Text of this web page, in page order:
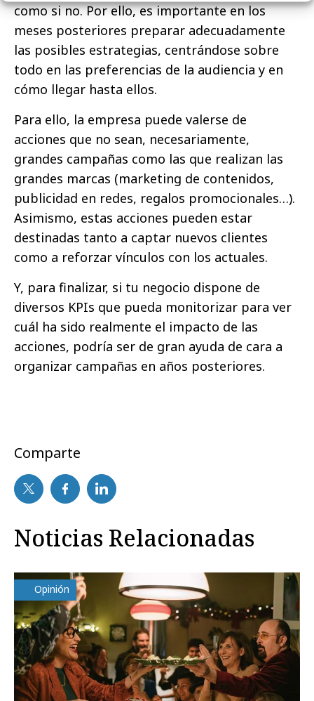
como si no. Por ello, es importante en los
meses posteriores preparar adecuadamente
las posibles estrategias, centrándose sobre
todo en las preferencias de la audiencia y en
cómo llegar hasta ellos.
Para ello, la empresa puede valerse de
acciones que no sean, necesariamente,
grandes campañas como las que realizan las
grandes marcas (marketing de contenidos,
publicidad en redes, regalos promocionales…).
Asimismo, estas acciones pueden estar
destinadas tanto a captar nuevos clientes
como a reforzar vínculos con los actuales.
Y, para finalizar, si tu negocio dispone de
diversos KPIs que pueda monitorizar para ver
cuál ha sido realmente el impacto de las
acciones, podría ser de gran ayuda de cara a
organizar campañas en años posteriores.
Comparte
Noticias Relacionadas
Opinión